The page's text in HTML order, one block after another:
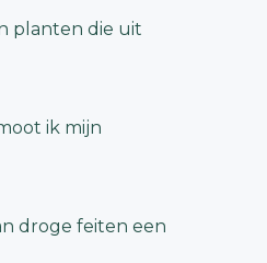
planten die uit
ik mijn
droge feiten een